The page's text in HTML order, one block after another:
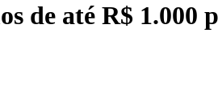
de até R$ 1.000